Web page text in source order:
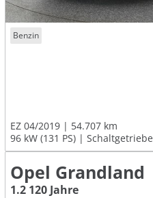
Benzin
EZ 04/2019
54.707 km
96 kW (131 PS)
Schaltgetriebe
Opel Grandland
1.2 120 Jahre